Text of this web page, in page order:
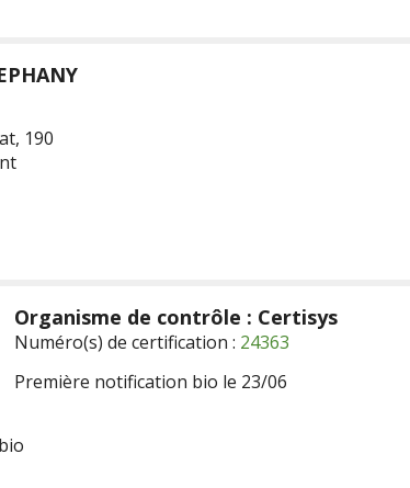
190
Organisme de contrôle : Certisys
Numéro(s) de certification : 24363
Première notification bio le 23/06